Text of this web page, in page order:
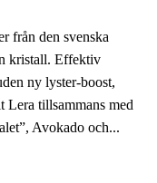
från den svenska
kristall. Effektiv
ny lyster-boost,
Lera tillsammans med
Avokado och...